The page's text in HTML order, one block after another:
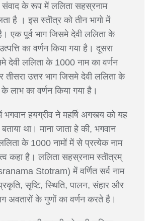
के रूप में ललिता सहस्रनाम
है । इस स्तॊत्र को तीन भागो में
एक पूर्व भाग जिसमे देवी ललिता के
का वर्णन किया गया है। दूसरा
देवी ललिता के 1000 नाम का वर्णन
तीसरा उत्तर भाग जिसमे देवी ललिता के
लाभ का वर्णन किया गया है।
भगवान हयग्रीव ने महर्षि अगस्त्य को यह
था। माना जाता हे की, भगवान
के 1000 नामों में से प्रत्येक नाम
कहा है। ललिता सहस्रनाम स्तॊत्रम्
Stotram) में वर्णित सर्व नाम
सृष्टि, स्थिति, पालन, संहार और
के गुणों का वर्णन करते है।